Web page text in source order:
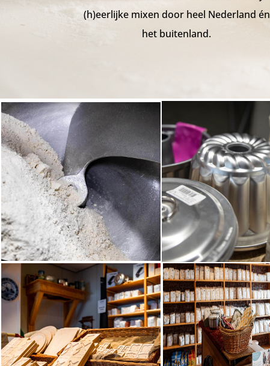
(h)eerlijke mixen door heel Nederland én
het buitenland.